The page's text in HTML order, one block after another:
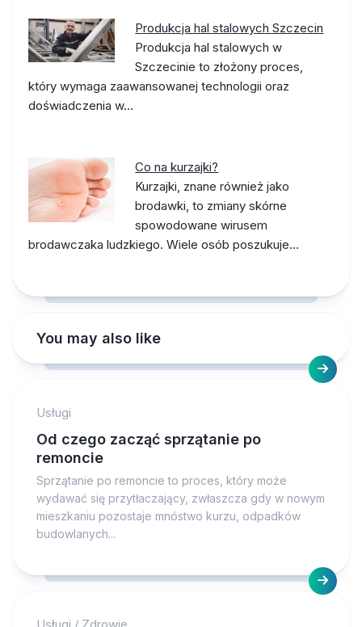
Produkcja hal stalowych Szczecin
Produkcja hal stalowych w
Szczecinie to złożony proces,
który wymaga zaawansowanej technologii oraz
doświadczenia w…
Co na kurzajki?
Kurzajki, znane również jako
brodawki, to zmiany skórne
spowodowane wirusem
brodawczaka ludzkiego. Wiele osób poszukuje…
You may also like
Usługi
Od czego zacząć sprzątanie po
remoncie
Sprzątanie po remoncie to proces, który może
wydawać się przytłaczający, zwłaszcza gdy w nowym
mieszkaniu pozostaje mnóstwo kurzu, odpadków
budowlanych...